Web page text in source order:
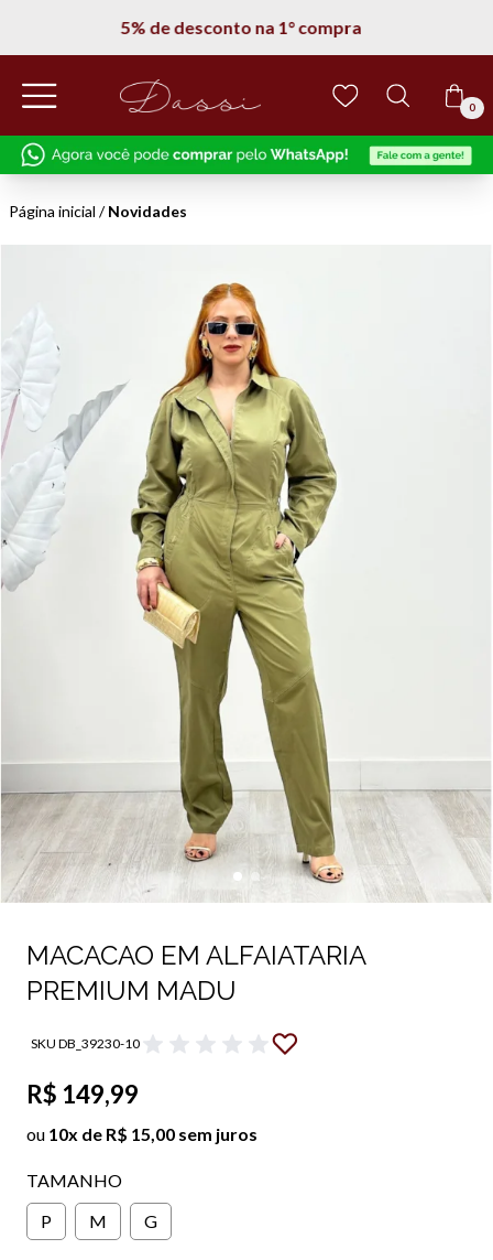
5% de desconto na 1° compra
0
Página inicial /Novidades
MACACAO EM ALFAIATARIA
PREMIUM MADU
SKU DB_39230-10
R$ 149,99
ou 10x de R$ 15,00 sem juros
TAMANHO
P
M G